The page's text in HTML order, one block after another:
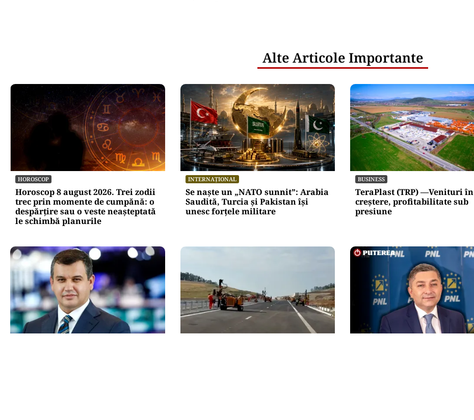
Alte Articole Importante
HOROSCOP
Horoscop 8 august 2026. Trei zodii
trec prin momente de cumpănă: o
despărțire sau o veste neașteptată
le schimbă planurile
INTERNAȚIONAL
Se naște un „NATO sunnit”: Arabia
Saudită, Turcia și Pakistan își
unesc forțele militare
BUSINESS
TeraPlast (TRP) —Venituri în
creștere, profitabilitate sub
presiune